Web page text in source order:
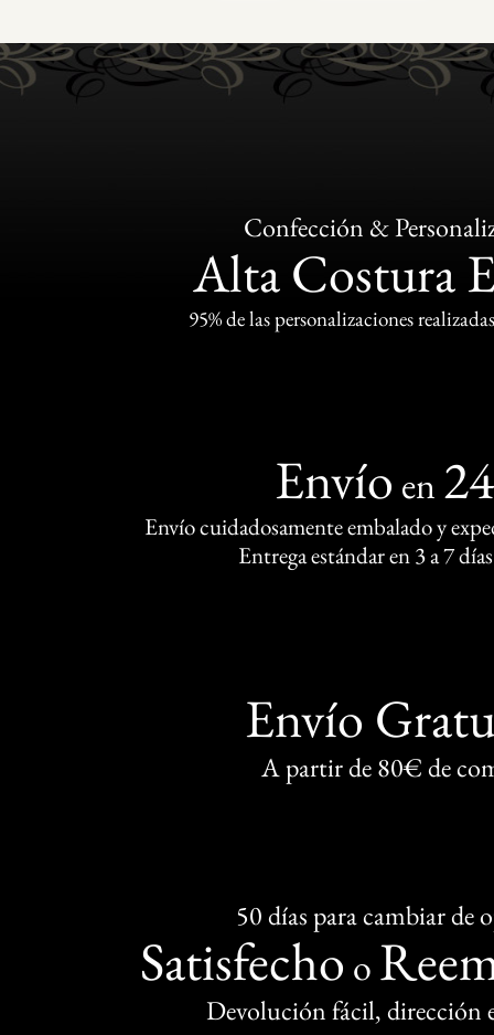
Confección &
Alta Costura
95% de las personalizaciones
Envío en
Envío cuidadosamente embalado y
Entrega estándar en 3 a 7
Envío
A partir de 80€ de
50 días para cambiar de
Satisfecho o
Devolución fácil, dirección